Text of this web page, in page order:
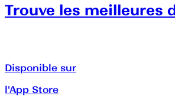
Trouve les meilleures
Disponible sur
l'App Store